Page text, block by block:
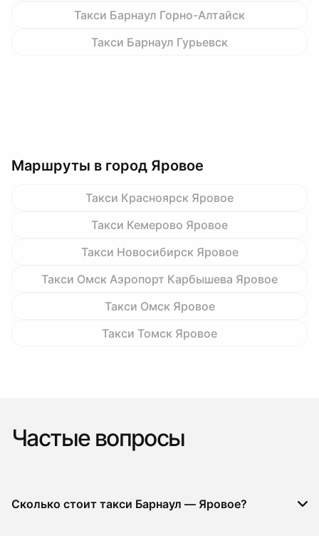
Такси Барнаул Горно-Алтайск
Такси Барнаул Гурьевск
Маршруты в город Яровое
Такси Красноярск Яровое
Такси Кемерово Яровое
Такси Новосибирск Яровое
Такси Омск Аэропорт Карбышева Яровое
Такси Омск Яровое
Такси Томск Яровое
Частые вопросы
Сколько стоит такси Барнаул — Яровое?